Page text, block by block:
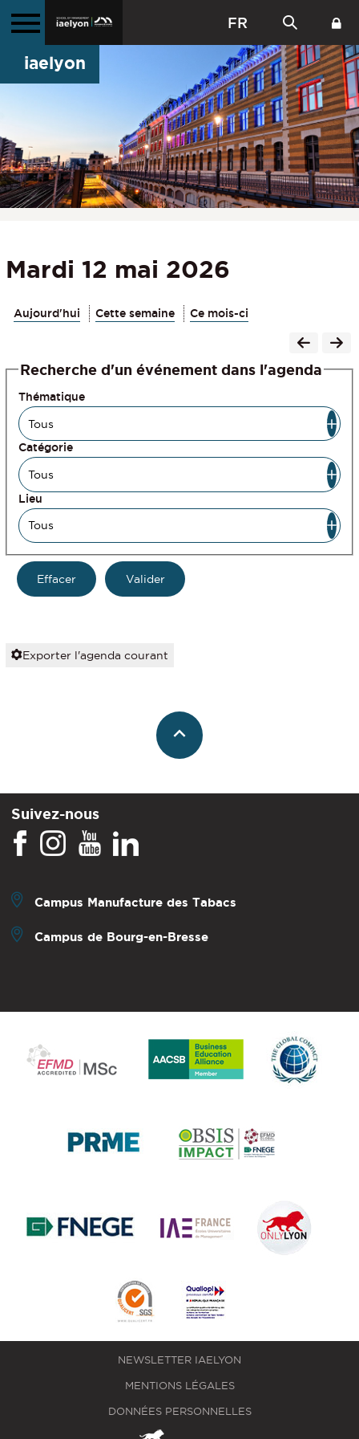
FR
iaelyon
Mardi 12 mai 2026
Aujourd'hui Cette semaine Ce mois-ci
Recherche d'un événement dans l'agenda
Thématique
Catégorie
Lieu
Exporter l'agenda courant
Suivez-nous
Campus Manufacture des Tabacs
Campus de Bourg-en-Bresse
NEWSLETTER IAELYON
MENTIONS LÉGALES
DONNÉES PERSONNELLES